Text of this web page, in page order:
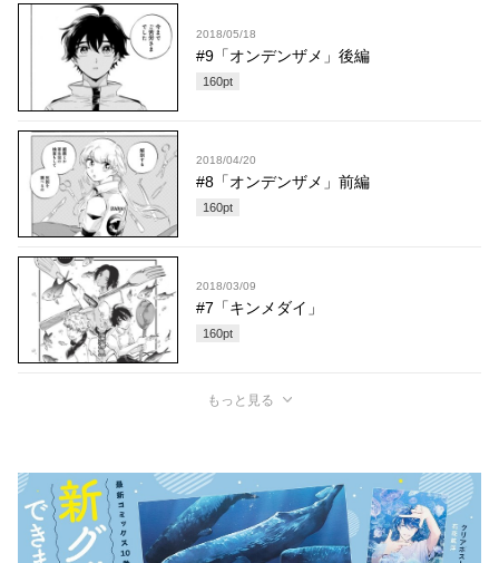
2018/05/18
#9「オンデンザメ」後編
160pt
2018/04/20
#8「オンデンザメ」前編
160pt
2018/03/09
#7「キンメダイ」
160pt
もっと見る